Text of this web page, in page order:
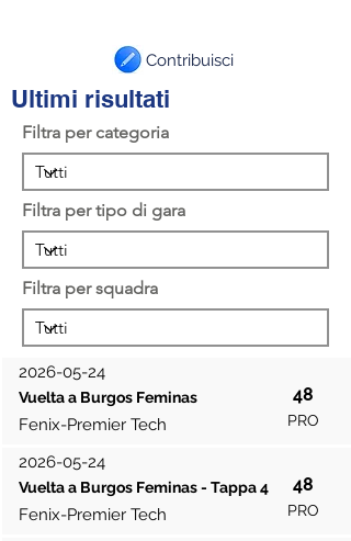
Contribuisci
Ultimi risultati
Filtra per categoria
Filtra per tipo di gara
Filtra per squadra
2026-05-24
Vuelta a Burgos Feminas 48
Fenix-Premier Tech PRO
2026-05-24
Vuelta a Burgos Feminas - Tappa 4 48
Fenix-Premier Tech PRO